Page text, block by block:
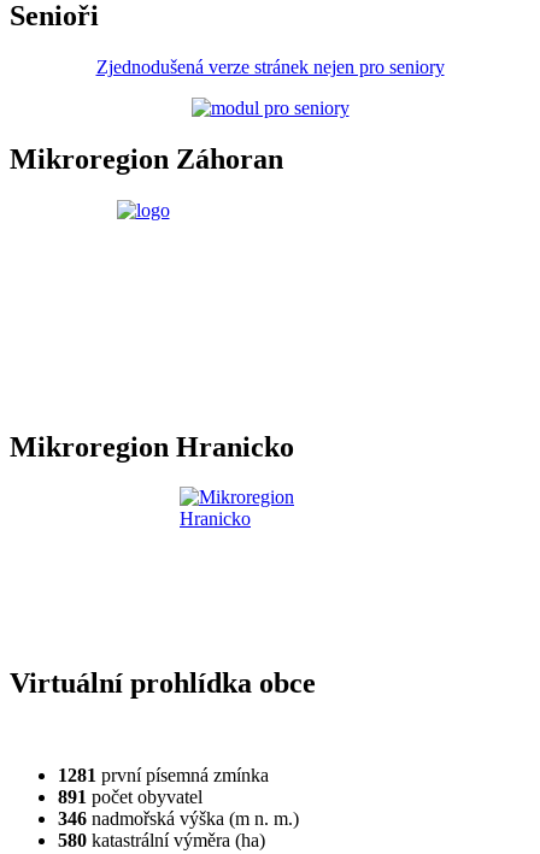
Senioři
Zjednodušená verze stránek nejen pro seniory
Mikroregion Záhoran
Mikroregion Hranicko
Virtuální prohlídka obce
1281 první písemná zmínka
891 počet obyvatel
346 nadmořská výška (m n. m.)
580 katastrální výměra (ha)